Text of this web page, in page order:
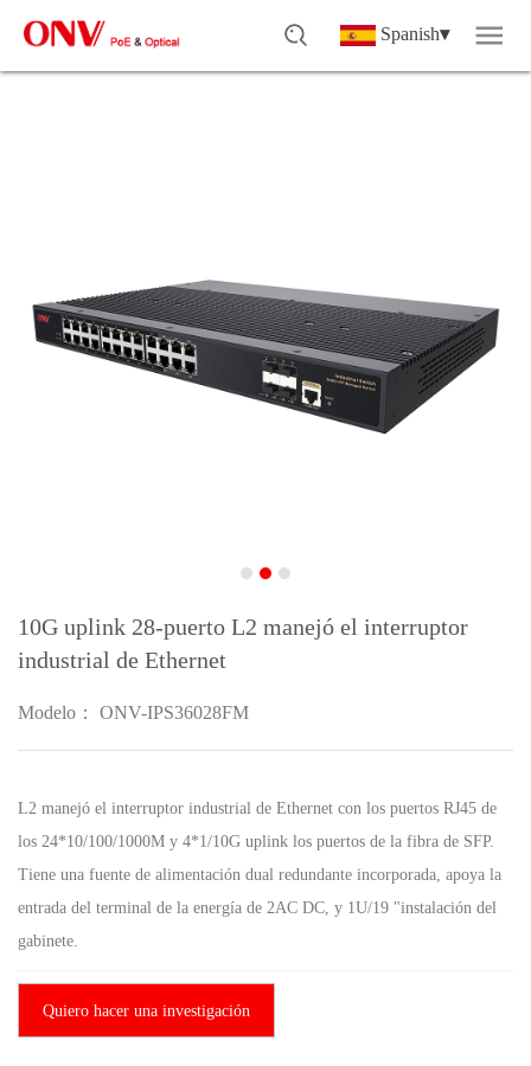
Spanish▾
10G uplink 28-puerto L2 manejó el interruptor
industrial de Ethernet
Modelo： ONV-IPS36028FM
L2 manejó el interruptor industrial de Ethernet con los puertos RJ45 de
los 24*10/100/1000M y 4*1/10G uplink los puertos de la fibra de SFP.
Tiene una fuente de alimentación dual redundante incorporada, apoya la
entrada del terminal de la energía de 2AC DC, y 1U/19 "instalación del
gabinete.
Quiero hacer una investigación